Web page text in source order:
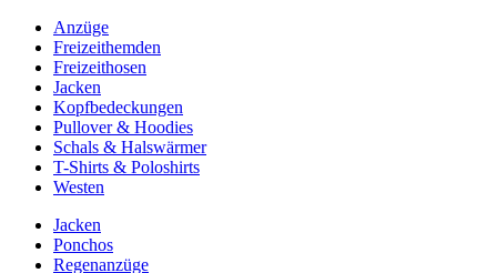
Anzüge
Freizeithemden
Freizeithosen
Jacken
Kopfbedeckungen
Pullover & Hoodies
Schals & Halswärmer
T-Shirts & Poloshirts
Westen
Jacken
Ponchos
Regenanzüge